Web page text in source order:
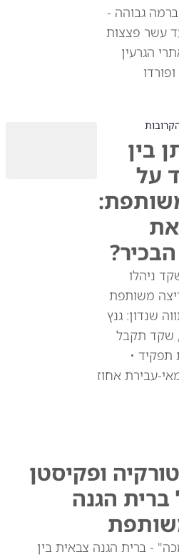
גבוהה -
עשר פצצות
הגרעין
בין
על
ניהלו
משותפת
שנדון: גנץ
שקד תקבל
תפקיד •
עבירת אחוז
ופקיסטן
הגנה
- ברית הגנה צבאית בין